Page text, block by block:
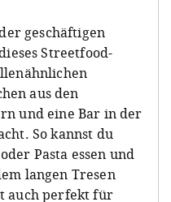
geschäftigen
Streetfood-
aus den
und eine Bar in der
So kannst du
Pasta essen und
langen Tresen
auch perfekt für